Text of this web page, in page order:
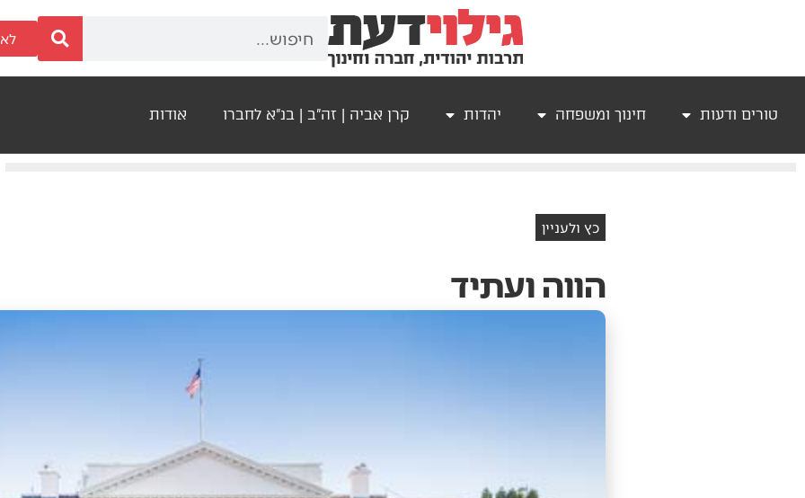
טורים ודעות חינוך ומשפחה יהדות קרן אביה | זה"ב | בנ"א לחברו אודות
כץ ולעניין
הווה ועתיד